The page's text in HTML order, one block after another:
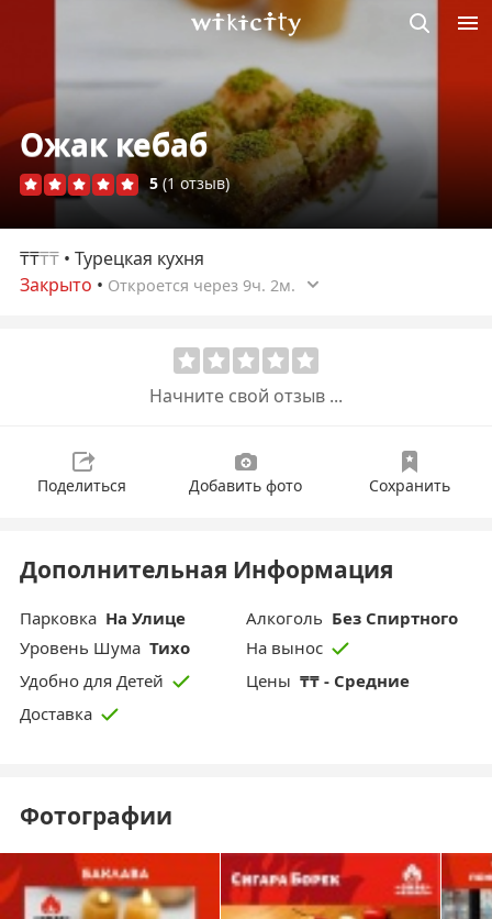
Ожак кебаб
5 (1 отзыв)
₸₸₸₸ • Турецкая кухня
Закрыто • Откроется через 9ч. 2м.
Начните свой отзыв ...
Поделиться Добавить фото Сохранить
Дополнительная Информация
Парковка На Улице Aлкоголь Без Спиртного
Уровень Шума Тихо
На вынос
Удобно для Детей
Цены ₸₸ - Средние
Доставка
Фотографии